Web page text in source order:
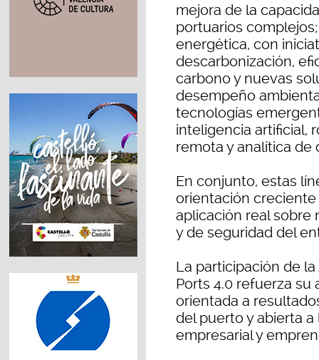
mejora de la
portuarios
energética, con
descarbonización,
carbono y nuevas
desempeño
tecnologías
inteligencia artificial,
remota y analítica de
En conjunto, estas
orientación
aplicación real sobre
y de seguridad del
La participación de
Ports 4.0 refuerza
orientada a
del puerto y abierta
empresarial y